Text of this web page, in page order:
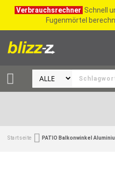
Verbrauchsrechner Schnell
Fugenmörtel
Startseite PATIO Balkonwinkel